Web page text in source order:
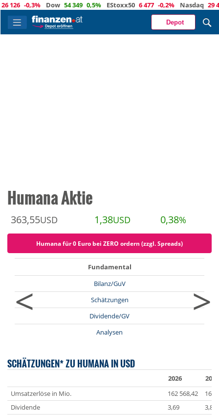
-0,3% Dow 54 349 0,5% EStoxx50 6 477 -0,2% Nasdaq 29 488
Depot
Humana Aktie
363,55USD 1,38USD 0,38%
Humana für 0 Euro bei ZERO ordern (zzgl. Spreads)
<
Fundamental
Bilanz/GuV
Schätzungen
Dividende/GV
Analysen
>
SCHÄTZUNGEN* ZU HUMANA IN USD
2026
2027
Umsatzerlöse in Mio.
162 568,42
168
Dividende
3,69
3,80